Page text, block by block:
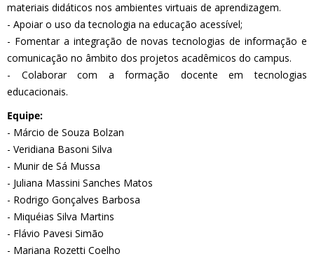
materiais didáticos nos ambientes virtuais de aprendizagem.
- Apoiar o uso da tecnologia na educação acessível;
- Fomentar a integração de novas tecnologias de informação e
comunicação no âmbito dos projetos acadêmicos do campus.
- Colaborar com a formação docente em tecnologias
educacionais.
Equipe:
- Márcio de Souza Bolzan
- Veridiana Basoni Silva
- Munir de Sá Mussa
- Juliana Massini Sanches Matos
- Rodrigo Gonçalves Barbosa
- Miquéias Silva Martins
- Flávio Pavesi Simão
- Mariana Rozetti Coelho